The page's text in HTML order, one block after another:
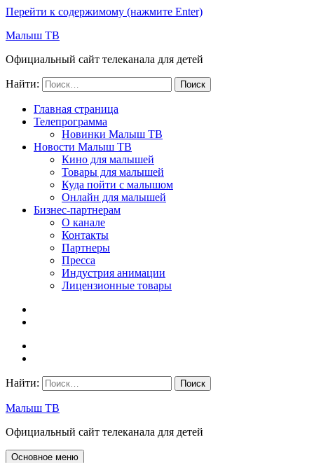
Перейти к содержимому (нажмите Enter)
Малыш ТВ
Официальный сайт телеканала для детей
Найти:
Главная страница
Телепрограмма
Новинки Малыш ТВ
Новости Малыш ТВ
Кино для малышей
Товары для малышей
Куда пойти с малышом
Онлайн для малышей
Бизнес-партнерам
О канале
Контакты
Партнеры
Пресса
Индустрия анимации
Лицензионные товары
Найти:
Малыш ТВ
Официальный сайт телеканала для детей
Основное меню